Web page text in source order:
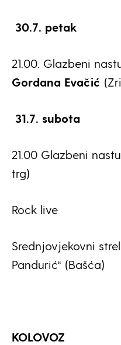
30.7. petak
21.00. Glazbeni
Gordana Evačić
31.7. subota
21.00 Glazbeni
trg)
Rock live
Srednjovjekovni
Pandurić“ (Bašća)
KOLOVOZ